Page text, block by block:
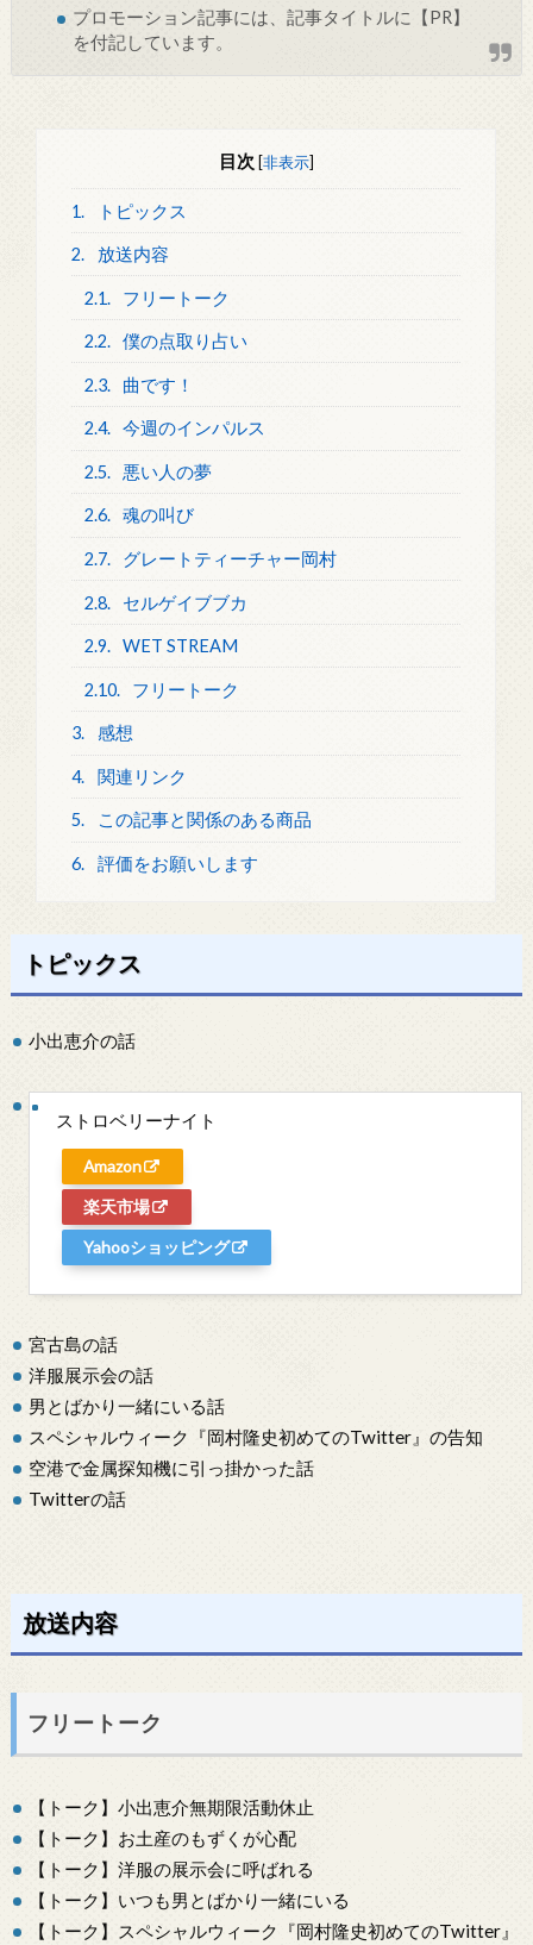
プロモーション記事には、記事タイトルに【PR】
を付記しています。
目次 [非表示]
1. トピックス
2. 放送内容
2.1. フリートーク
2.2. 僕の点取り占い
2.3. 曲です！
2.4. 今週のインパルス
2.5. 悪い人の夢
2.6. 魂の叫び
2.7. グレートティーチャー岡村
2.8. セルゲイブブカ
2.9. WET STREAM
2.10. フリートーク
3. 感想
4. 関連リンク
5. この記事と関係のある商品
6. 評価をお願いします
トピックス
小出恵介の話
ストロベリーナイト
Amazon
楽天市場
Yahooショッピング
宮古島の話
洋服展示会の話
男とばかり一緒にいる話
スペシャルウィーク『岡村隆史初めてのTwitter』の告知
空港で金属探知機に引っ掛かった話
Twitterの話
放送内容
フリートーク
【トーク】小出恵介無期限活動休止
【トーク】お土産のもずくが心配
【トーク】洋服の展示会に呼ばれる
【トーク】いつも男とばかり一緒にいる
【トーク】スペシャルウィーク『岡村隆史初めてのTwitter』